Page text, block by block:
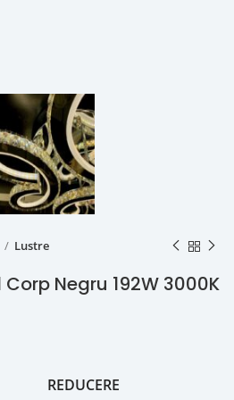
Lustre
Negru 192W 3000K
REDUCERE